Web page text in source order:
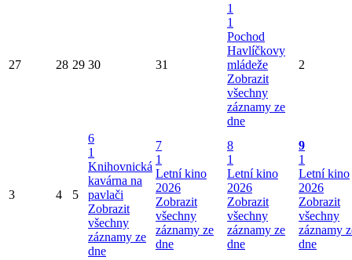
27 28 29 30 31
1
1
Pochod
Havlíčkovy
mládeže
Zobrazit
všechny
záznamy ze
dne
2
3 4 5
6
1
Knihovnická
kavárna na
pavlači
Zobrazit
všechny
záznamy ze
dne
7
1
Letní kino
2026
Zobrazit
všechny
záznamy ze
dne
8
1
Letní kino
2026
Zobrazit
všechny
záznamy ze
dne
9
1
Letní kino
2026
Zobrazit
všechny
záznamy
dne